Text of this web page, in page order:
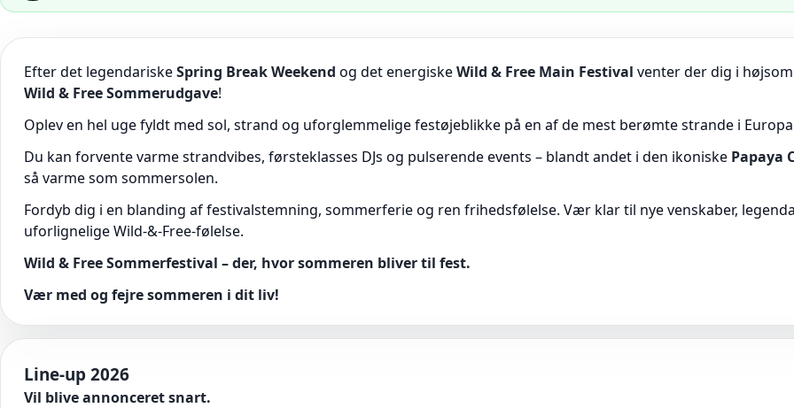
Efter det legendariskeSpring Break Weekend og det energiskeWild & Free Main Festival venter der dig i
Wild & Free Sommerudgave!
Oplev en hel uge fyldt med sol, strand og uforglemmelige festøjeblikke på en af de mest berømte strande i
Du kan forvente varme strandvibes, førsteklasses DJs og pulserende events – blandt andet i den ikoniske Papaya
så varme som sommersolen.
Fordyb dig i en blanding af festivalstemning, sommerferie og ren frihedsfølelse. Vær klar til nye venskaber,
uforlignelige Wild-&-Free-følelse.
Wild & Free Sommerfestival – der, hvor sommeren bliver til fest.
Vær med og fejre sommeren i dit liv!
Line-up 2026
Vil blive annonceret snart.